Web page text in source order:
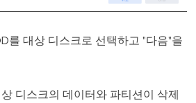
를 대상 디스크로 선택하고 "다음"을
디스크의 데이터와 파티션이 삭제